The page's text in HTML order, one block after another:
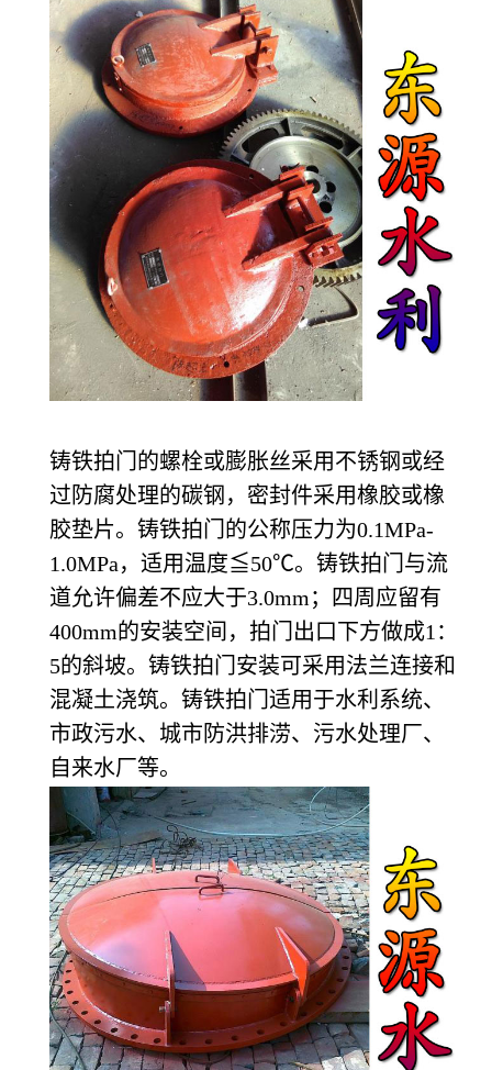
铸铁拍门的螺栓或膨胀丝采用不锈钢或经
过防腐处理的碳钢，密封件采用橡胶或橡
胶垫片。铸铁拍门的公称压力为0.1MPa-
1.0MPa，适用温度≦50℃。铸铁拍门与流
道允许偏差不应大于3.0mm；四周应留有
400mm的安装空间，拍门出口下方做成1：
5的斜坡。铸铁拍门安装可采用法兰连接和
混凝土浇筑。铸铁拍门适用于水利系统、
市政污水、城市防洪排涝、污水处理厂、
自来水厂等。